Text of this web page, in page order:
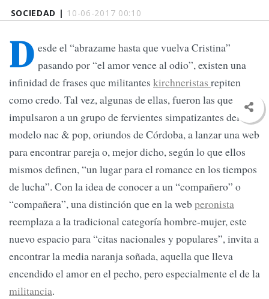
SOCIEDAD | 10-06-2017 00:10
D esde el “abrazame hasta que vuelva Cristina”
pasando por “el amor vence al odio”, existen una
infinidad de frases que militantes kirchneristas repiten
como credo. Tal vez, algunas de ellas, fueron las que
impulsaron a un grupo de fervientes simpatizantes del
modelo nac & pop, oriundos de Córdoba, a lanzar una web
para encontrar pareja o, mejor dicho, según lo que ellos
mismos definen, “un lugar para el romance en los tiempos
de lucha”. Con la idea de conocer a un “compañero” o
“compañera”, una distinción que en la webperonista
reemplaza a la tradicional categoría hombre-mujer, este
nuevo espacio para “citas nacionales y populares”, invita a
encontrar la media naranja soñada, aquella que lleva
encendido el amor en el pecho, pero especialmente el de la
militancia.